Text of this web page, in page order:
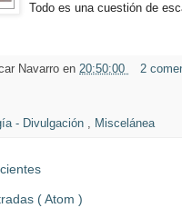
Todo es una cuestión de
Navarro en 20:50:00 2
- Divulgación , Miscelánea
( Atom )